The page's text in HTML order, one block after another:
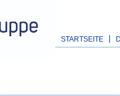
STARTSEITE